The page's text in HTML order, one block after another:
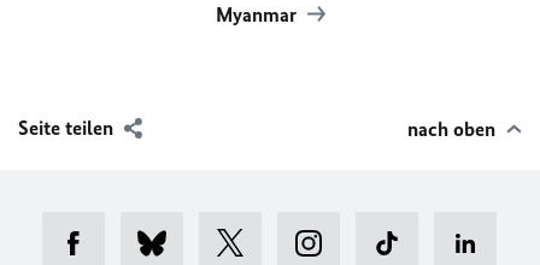
Myanmar
Seite teilen nach oben